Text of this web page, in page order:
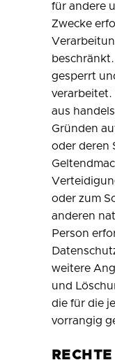
für andere
Zwecke
gesperrt
verarbeitet.
aus
Gründen
oder deren
oder zum
anderen
Person
weitere
und
die für die
vorrangig